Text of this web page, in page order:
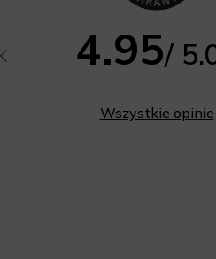
4.95/
Wszystkie opinie